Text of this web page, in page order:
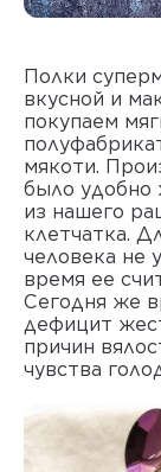
Полки
вкусной и
покупаем
мякоти.
было удобно
из нашего
клетчатка.
человека не
время ее
Сегодня же
дефицит
причин
чувства